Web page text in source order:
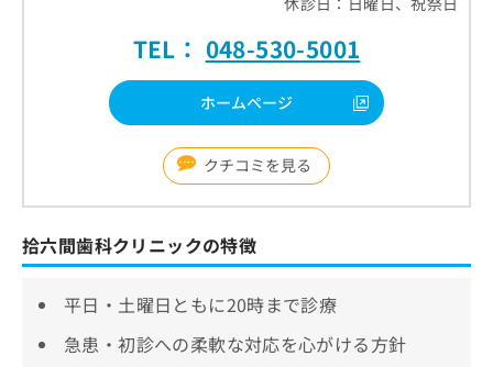
TEL： 048-530-5001
ホームページ
クチコミを見る
拾六間歯科クリニックの特徴
平日・土曜日ともに20時まで診療
急患・初診への柔軟な対応を心がける方針